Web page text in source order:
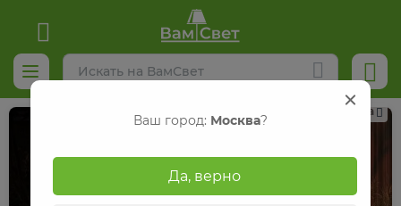
Реклама
Ваш город: Москва?
Да, верно